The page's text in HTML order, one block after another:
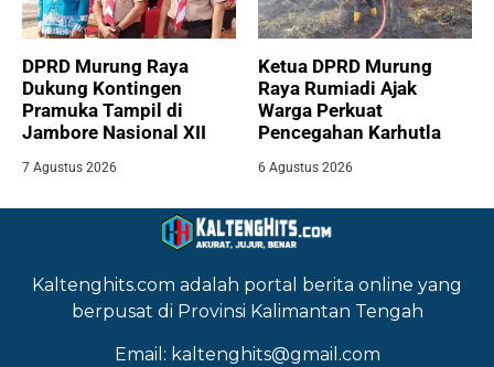
DPRD Murung Raya
Dukung Kontingen
Pramuka Tampil di
Jambore Nasional XII
7 Agustus 2026
Ketua DPRD Murung
Raya Rumiadi Ajak
Warga Perkuat
Pencegahan Karhutla
6 Agustus 2026
Kaltenghits.com adalah portal berita online yang
berpusat di Provinsi Kalimantan Tengah
Email: kaltenghits@gmail.com